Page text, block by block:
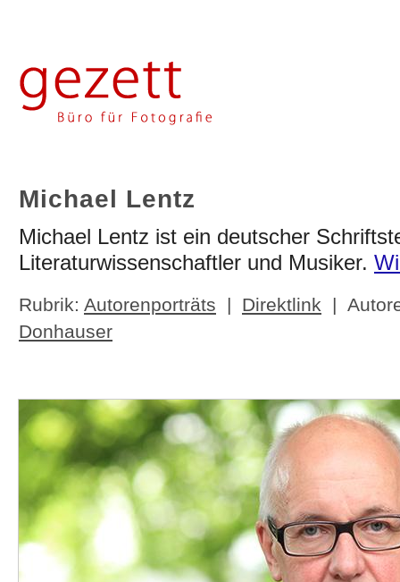
Michael Lentz
Michael Lentz ist ein deutscher
Literaturwissenschaftler und Musiker.
Rubrik: Autorenporträts | Direktlink |
Donhauser